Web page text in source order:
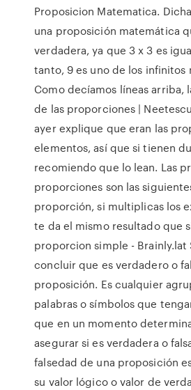
Proposicion Matematica.
una proposición matemática
verdadera, ya que 3 x 3 es
tanto, 9 es uno de los infinitos
Como decíamos líneas arriba,
de las proporciones |
ayer explique que eran las
elementos, así que si tienen
recomiendo que lo lean. Las
proporciones son las
proporción, si multiplicas los
te da el mismo resultado que
proporcion simple - Brainly.lat
concluir que es verdadero o
proposición. Es cualquier
palabras o símbolos que
que en un momento
asegurar si es verdadera o
falsedad de una proposición
su valor lógico o valor de